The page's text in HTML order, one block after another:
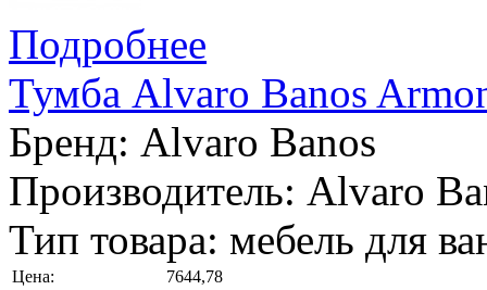
Подробнее
Тумба Alvaro Banos
Бренд: Alvaro Banos
Производитель: Alvaro
Тип товара: мебель для
Цена:
7644,78